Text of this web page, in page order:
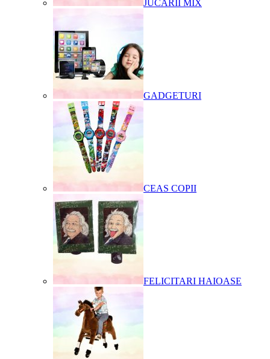
JUCARII MIX
GADGETURI
CEAS COPII
FELICITARI HAIOASE